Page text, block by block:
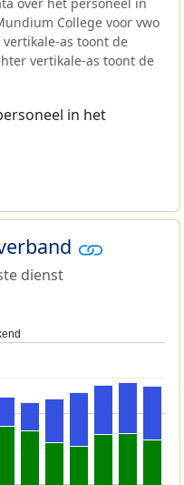
over het personeel in
College voor vwo
as toont de
vertikale-as toont de
in het
dienst